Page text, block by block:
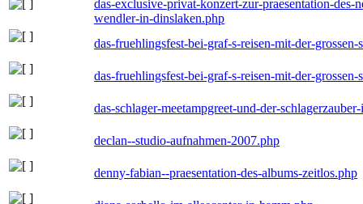
das-exclusive-privat-konzert-zur-praesentation-
wendler-in-dinslaken.php
das-fruehlingsfest-bei-graf-s-reisen-mit-der-
das-fruehlingsfest-bei-graf-s-reisen-mit-der-
das-schlager-meetampgreet-und-der-
declan--studio-aufnahmen-2007.php
denny-fabian--praesentation-des-albums-zeitlos.php